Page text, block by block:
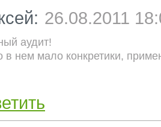
26.08.2011
аудит!
в нем мало конкретики,